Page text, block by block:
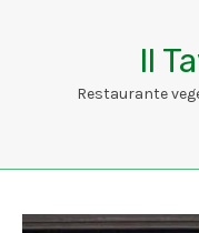
Il
Restaurante